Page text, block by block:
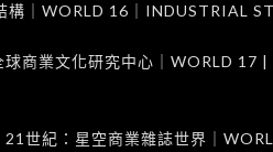
構｜WORLD 16｜INDUSTRIAL
商業文化研究中心｜WORLD
21世紀：星空商業雜誌世界｜